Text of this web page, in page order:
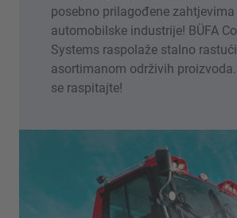
posebno prilagođene zahtjevima
automobilske industrije! BÜFA
Systems raspolaže stalno
asortimanom održivih
se raspitajte!